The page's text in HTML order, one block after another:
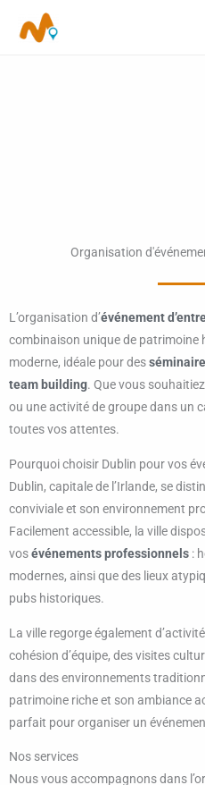
Organisation
L’organisation d’événement
combinaison unique de patrimoine
moderne, idéale pour des
team building. Que vous
ou une activité de groupe dans un
toutes vos attentes.
Pourquoi choisir Dublin pour vos
Dublin, capitale de l’Irlande, se
conviviale et son environnement
Facilement accessible, la ville
vosévénements professionnels :
modernes, ainsi que des lieux
pubs historiques.
La ville regorge également
cohésion d’équipe, des visites
dans des environnements
patrimoine riche et son ambiance
parfait pour organiser un
Nos services
Nous vous accompagnons dans